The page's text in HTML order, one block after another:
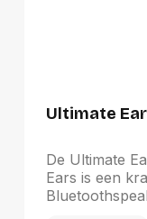
Ultimate
De Ultimate
Ears is een